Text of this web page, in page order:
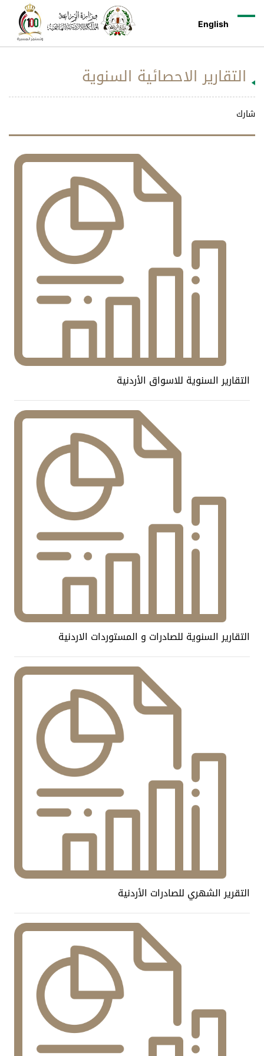
English
التقارير الاحصائية السنوية
شارك
التقارير السنوية للاسواق الأردنية
التقارير السنوية للصادرات و المستوردات الاردنية
التقرير الشهري للصادرات الأردنية